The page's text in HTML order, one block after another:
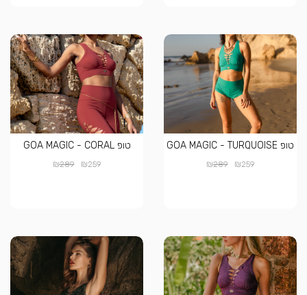
טופ GOA MAGIC - TURQUOISE
₪259
₪289
טופ GOA MAGIC - CORAL
₪259
₪289